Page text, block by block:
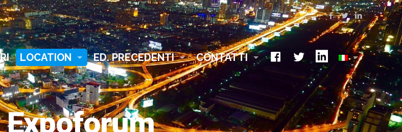
LOCATION ED. PRECEDENTI CONTATTI FacebookTwitterLinkedin